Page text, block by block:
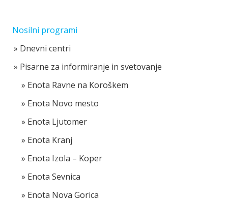
Nosilni programi
Dnevni centri
Pisarne za informiranje in svetovanje
Enota Ravne na Koroškem
Enota Novo mesto
Enota Ljutomer
Enota Kranj
Enota Izola – Koper
Enota Sevnica
Enota Nova Gorica